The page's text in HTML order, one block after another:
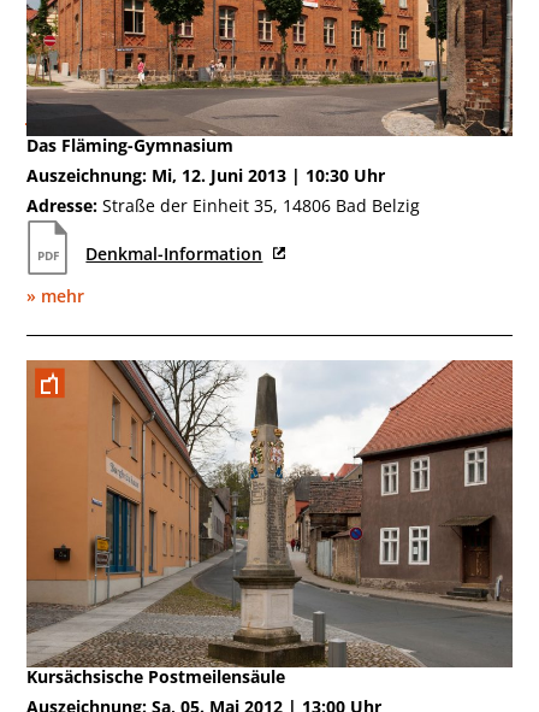
Juni 2013
Das Fläming-Gymnasium
Auszeichnung: Mi, 12. Juni 2013 | 10:30 Uhr
Adresse: Straße der Einheit 35, 14806 Bad Belzig
Denkmal-Information
» mehr
Mai 2012
Kursächsische Postmeilensäule
Auszeichnung: Sa, 05. Mai 2012 | 13:00 Uhr